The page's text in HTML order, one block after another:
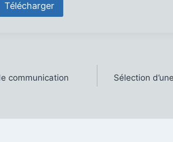
Télécharger
communication
Sélection